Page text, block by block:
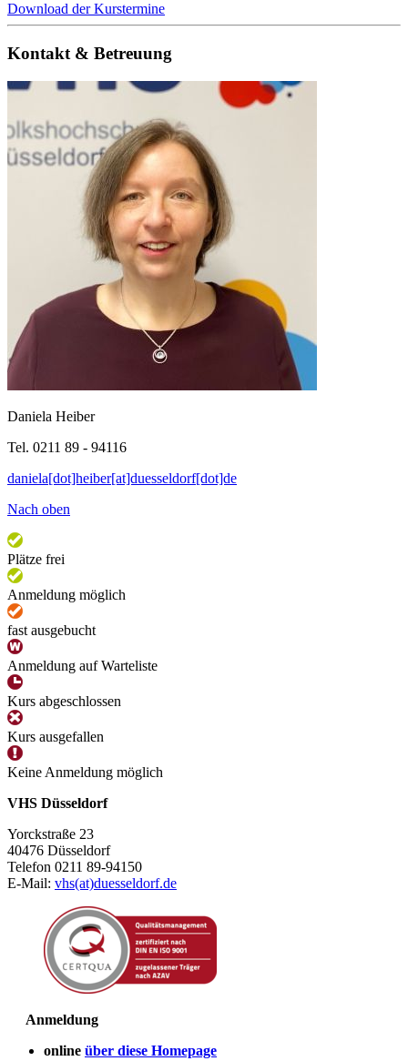
Download der Kurstermine
Kontakt & Betreuung
Daniela Heiber
Tel. 0211 89 - 94116
daniela[dot]heiber[at]duesseldorf[dot]de
Nach oben
Plätze frei
Anmeldung möglich
fast ausgebucht
Anmeldung auf Warteliste
Kurs abgeschlossen
Kurs ausgefallen
Keine Anmeldung möglich
VHS Düsseldorf
Yorckstraße 23
40476 Düsseldorf
Telefon 0211 89-94150
E-Mail: vhs(at)duesseldorf.de
Anmeldung
online über diese Homepage